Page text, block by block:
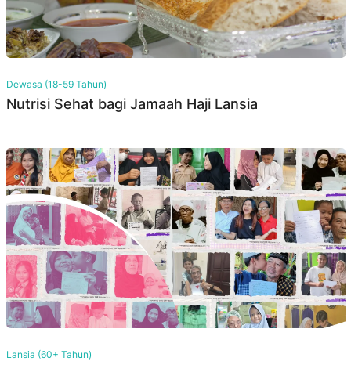
Dewasa (18-59 Tahun)
Nutrisi Sehat bagi Jamaah Haji Lansia
Lansia (60+ Tahun)